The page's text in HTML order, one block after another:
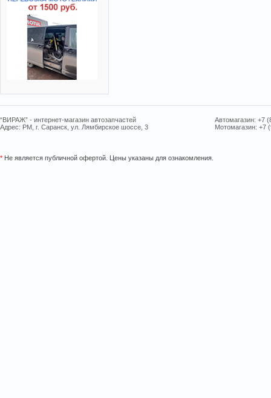
“ВИРАЖ” - интернет-магазин автозапчастей
Адрес: РМ, г. Саранск, ул. Лямбирское шоссе, 3
Автомагазин: +7
Мотомагазин: +7
* Не является публичной офертой. Цены указаны для ознакомления.